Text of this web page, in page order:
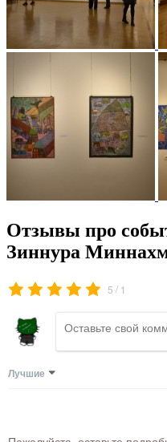
Отзывы про
Зиннура
5 / 1
Лучшие